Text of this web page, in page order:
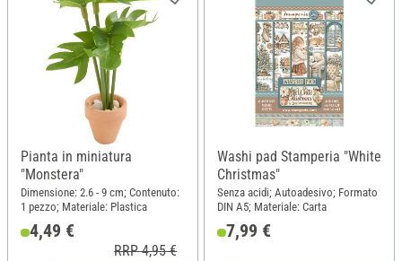
Pianta in miniatura
"Monstera"
Dimensione: 2.6 - 9 cm; Contenuto:
1 pezzo; Materiale: Plastica
4,49 €
RRP 4,95 €
Washi pad Stamperia "White
Christmas"
Senza acidi; Autoadesivo; Formato
DIN A5; Materiale: Carta
7,99 €